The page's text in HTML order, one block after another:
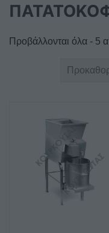
Προβάλλονται όλα - 5